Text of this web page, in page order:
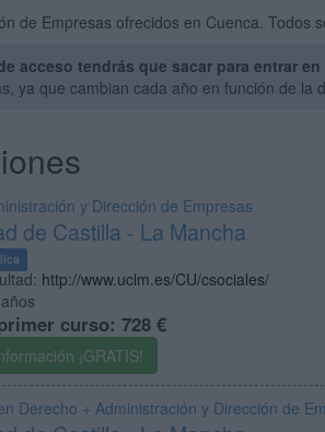
de Empresas ofrecidos en Cuenca. Todos
acceso tendrás que sacar para entrar
ya que cambian cada año en función de la
y Dirección de Empresas
de Castilla - La Mancha
http://www.uclm.es/CU/csociales/
curso: 728 €
¡GRATIS!
Derecho + Administración y Dirección de